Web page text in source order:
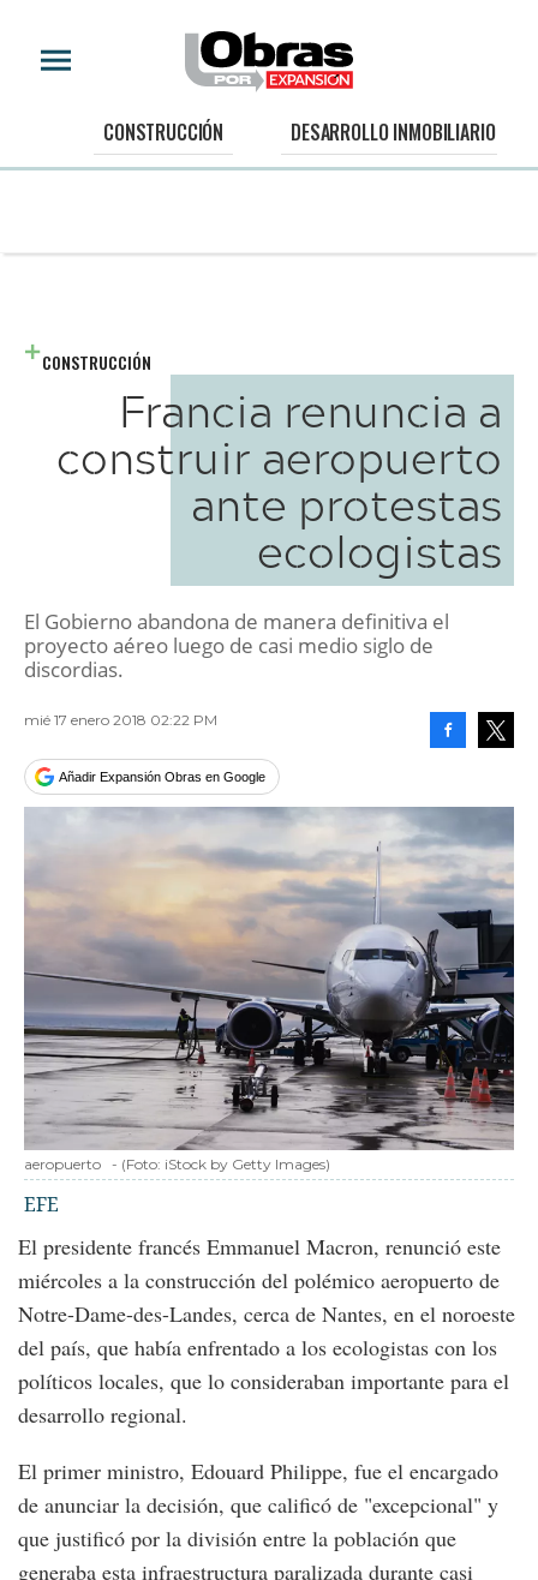
CONSTRUCCIÓN DESARROLLO INMOBILIARIO
CONSTRUCCIÓN
Francia renuncia a
construir aeropuerto
ante protestas
ecologistas
El Gobierno abandona de manera definitiva el
proyecto aéreo luego de casi medio siglo de
discordias.
mié 17 enero 2018 02:22 PM
Añadir Expansión Obras en Google
aeropuerto - (Foto: iStock by Getty Images)
EFE
El presidente francés Emmanuel Macron, renunció este
miércoles a la construcción del polémico aeropuerto de
Notre-Dame-des-Landes, cerca de Nantes, en el noroeste
del país, que había enfrentado a los ecologistas con los
políticos locales, que lo consideraban importante para el
desarrollo regional.
El primer ministro, Edouard Philippe, fue el encargado
de anunciar la decisión, que calificó de "excepcional" y
que justificó por la división entre la población que
generaba esta infraestructura paralizada durante casi